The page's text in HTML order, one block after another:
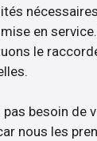
en
le
pas besoin
nous les